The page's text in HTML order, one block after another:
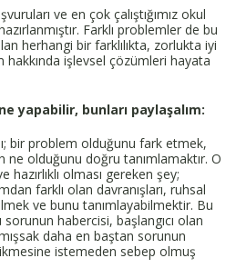
ve en çok çalıştığımız okul
Farklı problemler de bu
herhangi bir farklılıkta, zorlukta iyi
işlevsel çözümleri hayata
yapabilir, bunları paylaşalım:
bir problem olduğunu fark etmek,
olduğunu doğru tanımlamaktır. O
hazırlıklı olması gereken şey;
farklı olan davranışları, ruhsal
ve bunu tanımlayabilmektir. Bu
habercisi, başlangıcı olan
daha en baştan sorunun
istemeden sebep olmuş